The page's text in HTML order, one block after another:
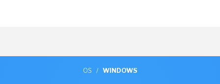
OS / WINDOWS